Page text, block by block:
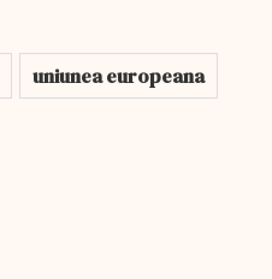
uniunea europeana